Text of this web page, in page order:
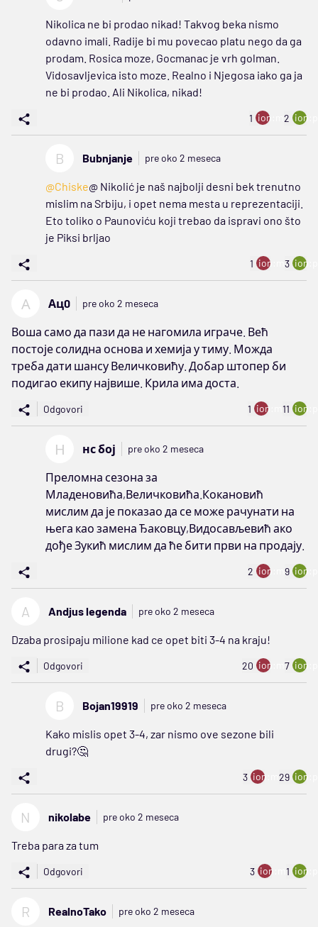
Nikolica ne bi prodao nikad! Takvog beka nismo
odavno imali. Radije bi mu povecao platu nego da ga
prodam. Rosica moze, Gocmanac je vrh golman.
Vidosavljevica isto moze. Realno i Njegosa iako ga ja
ne bi prodao. Ali Nikolica, nikad!
1 ion:minus
2
B Bubnjanje pre oko 2 meseca
@Chiske@ Nikolić je naš najbolji desni bek trenutno
mislim na Srbiju, i opet nema mesta u reprezentaciji.
Eto toliko o Paunoviću koji trebao da ispravi ono što
je Piksi brljao
1 ion:minus
3
А Ац0 pre oko 2 meseca
Воша само да пази да не нагомила играче. Већ
постоје солидна основа и хемија у тиму. Можда
треба дати шансу Величковићу. Добар штопер би
подигао екипу највише. Крила има доста.
Odgovori 1 ion:minus
11
Н нс бој pre oko 2 meseca
Преломна сезона за
Младеновића,Величковића.Кокановић
мислим да је показао да се може рачунати на
њега као замена Ђаковцу,Видосављевић ако
дође Зукић мислим да ће бити први на продају.
2 ion:minus
9
A Andjus legenda pre oko 2 meseca
Dzaba prosipaju milione kad ce opet biti 3-4 na kraju!
Odgovori 20 ion:minus
7
B Bojan19919 pre oko 2 meseca
Kako mislis opet 3-4, zar nismo ove sezone bili
drugi?🤔
3 ion:minus
29
N nikolabe pre oko 2 meseca
Treba para za tum
Odgovori 3 ion:minus
1
R RealnoTako pre oko 2 meseca